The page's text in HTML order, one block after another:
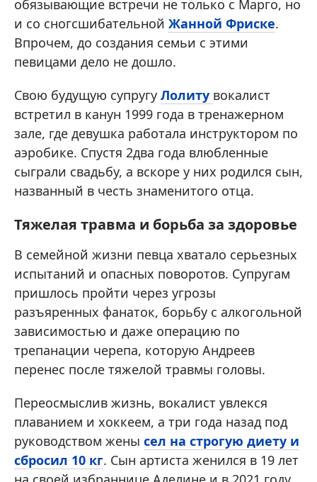
обязывающие встречи не только с Марго, но
и со сногсшибательной Жанной Фриске.
Впрочем, до создания семьи с этими
певицами дело не дошло.
Свою будущую супругу Лолиту вокалист
встретил в канун 1999 года в тренажерном
зале, где девушка работала инструктором по
аэробике. Спустя 2два года влюбленные
сыграли свадьбу, а вскоре у них родился сын,
названный в честь знаменитого отца.
Тяжелая травма и борьба за здоровье
В семейной жизни певца хватало серьезных
испытаний и опасных поворотов. Супругам
пришлось пройти через угрозы
разъяренных фанаток, борьбу с алкогольной
зависимостью и даже операцию по
трепанации черепа, которую Андреев
перенес после тяжелой травмы головы.
Переосмыслив жизнь, вокалист увлекся
плаванием и хоккеем, а три года назад под
руководством жены сел на строгую диету и
сбросил 10 кг. Сын артиста женился в 19 лет